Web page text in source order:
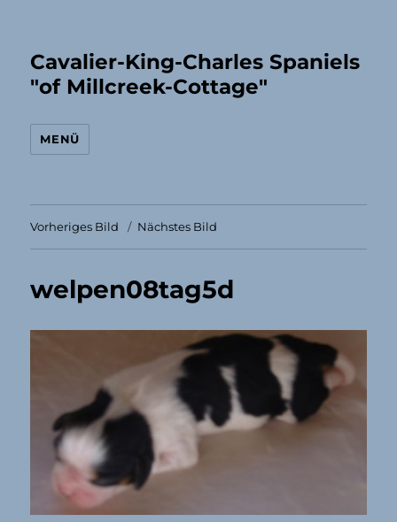
Cavalier-King-Charles Spaniels
"of Millcreek-Cottage"
MENÜ
Vorheriges Bild Nächstes Bild
welpen08tag5d